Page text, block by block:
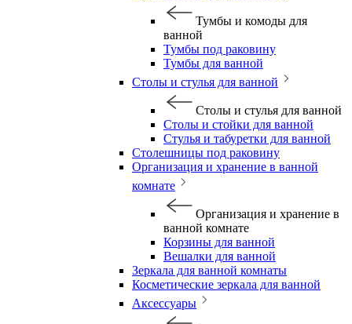
Тумбы и комоды для
ванной
Тумбы под раковину
Тумбы для ванной
Столы и стулья для ванной
Столы и стулья для ванной
Столы и стойки для ванной
Стулья и табуретки для ванной
Столешницы под раковину
Организация и хранение в ванной
комнате
Организация и хранение в
ванной комнате
Корзины для ванной
Вешалки для ванной
Зеркала для ванной комнаты
Косметические зеркала для ванной
Аксессуары